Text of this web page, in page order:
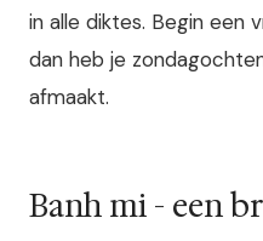
in alle diktes. Begin een
dan heb je
afmaakt.
Banh mi - een